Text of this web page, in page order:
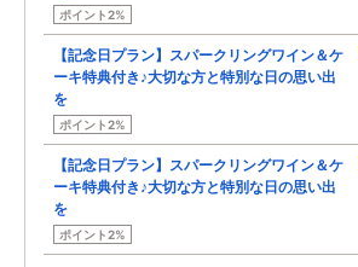
ポイント2%
【記念日プラン】スパークリングワイン＆ケ
ーキ特典付き♪大切な方と特別な日の思い出
を
ポイント2%
【記念日プラン】スパークリングワイン＆ケ
ーキ特典付き♪大切な方と特別な日の思い出
を
ポイント2%